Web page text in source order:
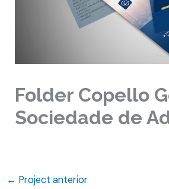
Folder Copello
Sociedade de
← Project anterior